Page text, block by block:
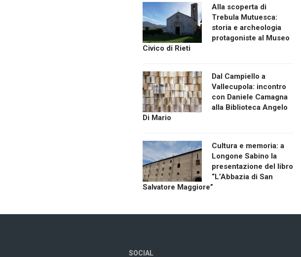
Alla scoperta di
Trebula Mutuesca:
storia e archeologia
protagoniste al Museo
Civico di Rieti
Dal Campiello a
Vallecupola: incontro
con Daniele Camagna
alla Biblioteca Angelo
Di Mario
Cultura e memoria: a
Longone Sabino la
presentazione del libro
“L’Abbazia di San
Salvatore Maggiore”
SOCIAL